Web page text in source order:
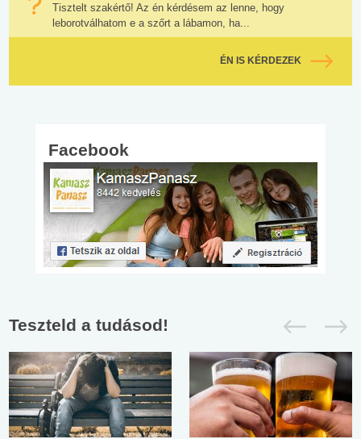
Tisztelt szakértő! Az én kérdésem az lenne, hogy
leborotválhatom e a szőrt a lábamon, ha...
ÉN IS KÉRDEZEK
Facebook
Teszteld a tudásod!